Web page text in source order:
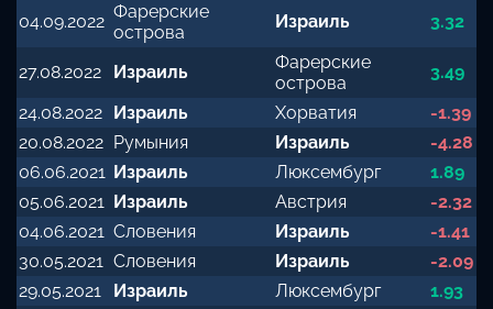
04.09.2022 Фарерские
острова
Израиль 3.32
27.08.2022 Израиль
Фарерские
острова
3.49
24.08.2022
Израиль Хорватия
-1.39
20.08.2022 Румыния Израиль
-4.28
06.06.2021 Израиль Люксембург
1.89
05.06.2021 Израиль Австрия
-2.32
04.06.2021 Словения Израиль
-1.41
30.05.2021 Словения Израиль
-2.09
29.05.2021
Израиль Люксембург
1.93